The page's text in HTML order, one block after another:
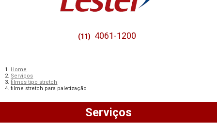
(11) 4061-1200
Home
Serviços
filmes tipo stretch
filme stretch para paletização
Serviços